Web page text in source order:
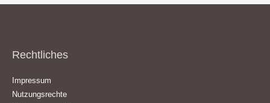
Rechtliches
Impressum
Nutzungsrechte